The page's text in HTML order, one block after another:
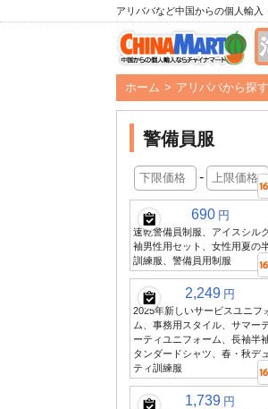
アリババなど中国からの個人輸入
ホーム > アリババから探す
警備員服
-
690 円
速乾警備員制服、アイスシル
袖男性用セット、女性用夏の
訓練服、警備員用制服
2,249 円
2025年新しいサービスユニフ
ム、事務用スタイル、サマー
ーティユニフォーム、長袖半
タンダードシャツ、春・秋デ
ティ訓練服
1,739 円